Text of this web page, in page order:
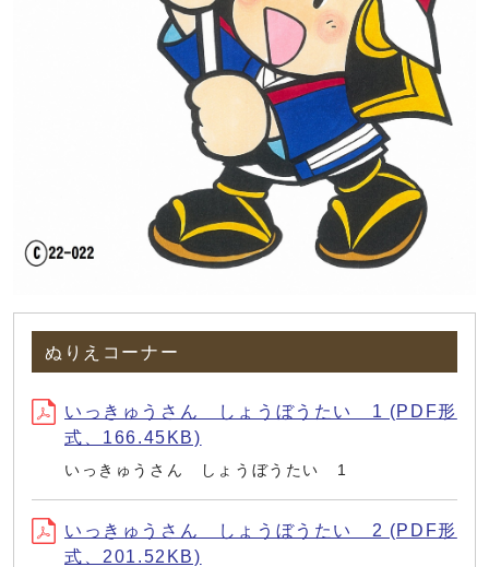
ぬりえコーナー
いっきゅうさん しょうぼうたい 1 (PDF形
式、166.45KB)
いっきゅうさん しょうぼうたい 1
いっきゅうさん しょうぼうたい 2 (PDF形
式、201.52KB)